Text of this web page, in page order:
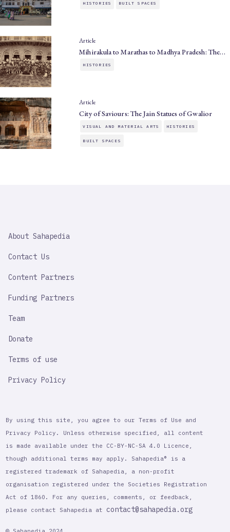
HISTORIES BUILT SPACES
Article
Mihirakula to Marathas to Madhya Pradesh: The…
HISTORIES
Article
City of Saviours: The Jain Statues of Gwalior
VISUAL AND MATERIAL ARTS HISTORIES
BUILT SPACES
IMPORTANT
About Sahapedia
Contact Us
Content Partners
Funding Partners
Team
Donate
Terms of use
Privacy Policy
By using this site, you agree to our Terms of Use and
Privacy Policy. Unless otherwise specified, all content
is made available under the CC-BY-NC-SA 4.0 Licence,
though additional terms may apply. Sahapedia® is a
registered trademark of Sahapedia, a non-profit
organisation registered under the Societies Registration
Act of 1860. For any queries, comments, or feedback,
please contact Sahapedia at contact@sahapedia.org